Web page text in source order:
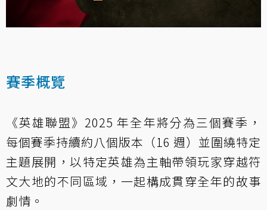
賽季概覽
《英雄聯盟》2025 年全年將分為三個賽季，
每個賽季持續約八個版本（16 週）並圍繞特定
主題展開，以特定英雄為主軸帶領玩家穿越符
文大地的不同區域，一起構成貫穿全年的故事
劇情。